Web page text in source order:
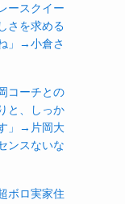
ースクイー
さを求める
」→小倉さ
コーチとの
と、しっか
」→片岡大
ンスないな
ボロ実家住